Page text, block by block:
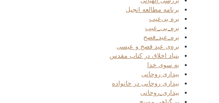
برنامه مطالعه انجیل
بره بی‌عیب
بره_بی_عیب
بره_عید_فصح
بره‌ی عید فصح و عیسی
بنیاد اخلاق در کتاب مقدس
به سوی خدا
بیداری روحانی
بیداری روحانی در خانواده
بیداری_روحانی